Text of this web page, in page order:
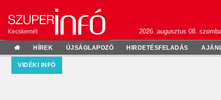
Kecskemét 2026. augusztus 08.
HÍREK ÚJSÁGLAPOZÓ HIRDETÉSFELADÁS
VIDÉKI INFÓ